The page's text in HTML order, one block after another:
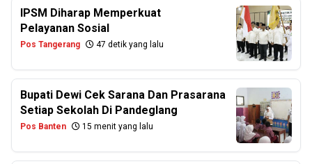
IPSM Diharap Memperkuat
Pelayanan Sosial
Pos Tangerang 47 detik yang lalu
Bupati Dewi Cek Sarana Dan Prasarana
Setiap Sekolah Di Pandeglang
Pos Banten 15 menit yang lalu